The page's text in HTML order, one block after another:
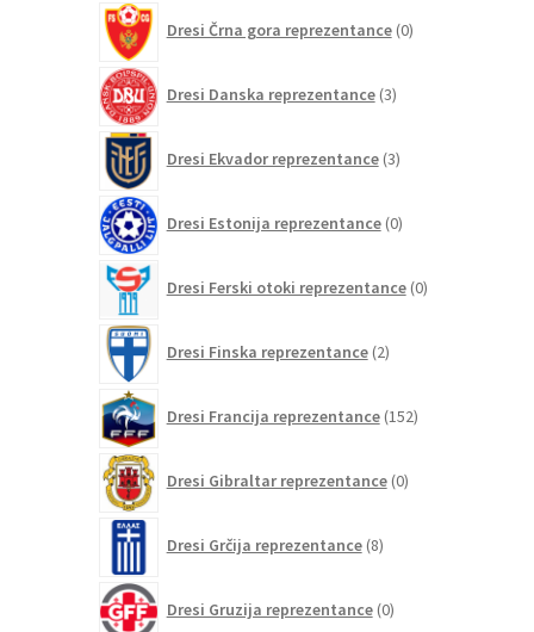
Dresi Črna gora reprezentance 0izdelkov
Dresi Danska reprezentance 3izdelki
Dresi Ekvador reprezentance 3izdelki
Dresi Estonija reprezentance 0izdelkov
Dresi Ferski otoki reprezentance 0izdelkov
Dresi Finska reprezentance 2izdelka
Dresi Francija reprezentance 152izdelkov
Dresi Gibraltar reprezentance 0izdelkov
Dresi Grčija reprezentance 8izdelkov
Dresi Gruzija reprezentance 0izdelkov